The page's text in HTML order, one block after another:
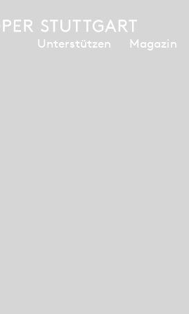
Unterstützen Magazin